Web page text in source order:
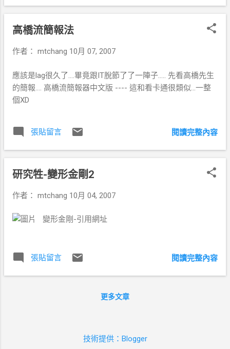
段因為落山風及上下坡比較多，騎起來有點
20071021單車墾丁 寄件者 20071021單車墾
丁 寄件者 20071021單車墾丁 寄件者
20071021單車墾丁 PM 05:30 終於到了下榻
的民宿，我們住在墾丁國小旁的 清吉明民宿
，環境安靜清幽可以好好的休息，離墾丁大
這段路總共花了5:22分在騎車，但卻從早上
的行程....對於很久沒有運動的老骨頭，運動
量算夠了.... 寄件者 20071021單車墾丁 寄件
者 20071021單車墾丁 共三台單車，兩台家X
福的2xxx元，一台捷安特的8xxx元，價格都
裝備的好壞...最多只是屁股多開幾顆花，遇到
下四張地圖。 愛河連接蓮池潭步道 博愛世運大道暢遊行 美
是在 高縣八卦寮 所以最近的地方是從左營榮總附近出發，所
界)後港橋 出發，這裡是大多數高雄人所不知道的，他位於榮
行車步道規劃時好像沒有規劃到。沿著河道左邊走出口在榮
總的大門口旁邊，剛好有人行穿越道，可以直行接往下一條
榮總通往文藻的河邊道路，此段稍有規劃，出口處剛好是文
所阻隔。穿越民族路後，記得選左邊的道路，較為平坦好
雄市政府沒有規劃到的，所以對於自行車的行走上較不方
便，你必須要自行判斷。 此公園 連接兩段不同的自行車道系
統，往東為微笑公園連接蓮池談自行車步道系統。往南為河
堤公園，連接愛河自行車道系統。在這個人的行程規劃中，
要走的是和提公園路線，河堤公園晚上運動人口很多，所以
需要注意行人的來往，河道路線左右皆通走(博愛路口還在整
經過光之塔、中都溼地、中都窯廠、中都橋、 建國橋到 之
後，右轉往鼓山路，走到 臨海二路轉濱海路到渡船口坐船到
旗津 。 3.渡船頭與旗津 渡船船資人10元自行車5元，到對岸
你有較多的時間可以從旗後燈塔開始騎，沒時間從中間的公
暢通沒有車輛及人聲的喧擾，如果不趕時間可以在這裡慢慢
高橋流簡報法
作者： mtchang 10月 07, 2007
應該是lag很久了....畢竟跟IT脫節了了一陣子..... 先看高橋先生
的簡報.... 高橋流簡報器中文版 ---- 這和看卡通很類似...一整
個XD
張貼留言 閱讀完整內容
研究牲-變形金剛2
作者： mtchang 10月 04, 2007
變形金剛-引用網址
張貼留言 閱讀完整內容
更多文章
技術提供：Blogger